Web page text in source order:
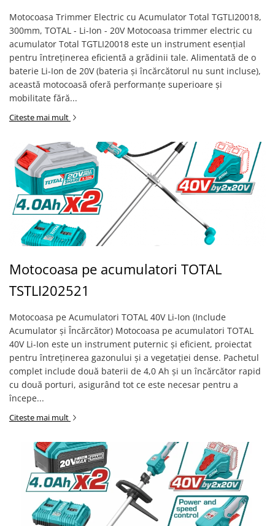
Motocoasa Trimmer Electric cu Acumulator Total TGTLI20018,
300mm, TOTAL - Li-Ion - 20V Motocoasa trimmer electric cu
acumulator Total TGTLI20018 este un instrument esențial
pentru întreținerea eficientă a grădinii tale. Alimentată de o
baterie Li-Ion de 20V (bateria și încărcătorul nu sunt incluse),
această motocoasă oferă performanțe superioare și
mobilitate fără...
Citeste mai mult
Motocoasa pe acumulatori TOTAL
TSTLI202521
Motocoasa pe Acumulatori TOTAL 40V Li-Ion (Include
Acumulator și Încărcător) Motocoasa pe acumulatori TOTAL
40V Li-Ion este un instrument puternic și eficient, proiectat
pentru întreținerea gazonului și a vegetației dense. Pachetul
complet include două baterii de 4,0 Ah și un încărcător rapid
cu două porturi, asigurând tot ce este necesar pentru a
începe...
Citeste mai mult